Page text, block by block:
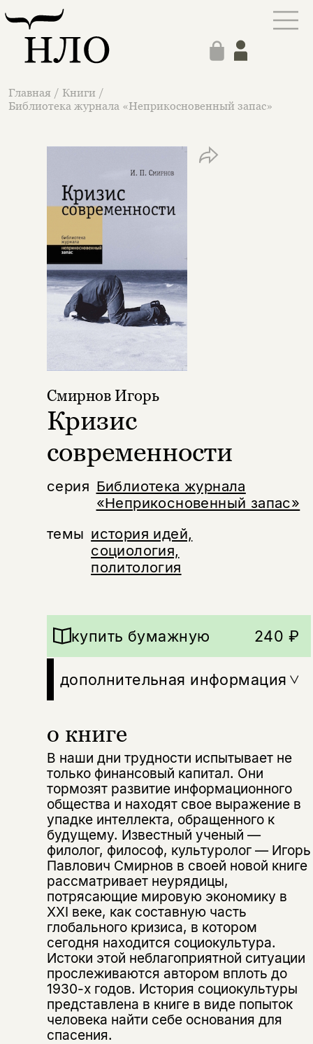
Главная / Книги /
Библиотека журнала «Неприкосновенный запас»
серия Библиотека журнала
«Неприкосновенный запас»
темы история идей,
социология,
политология
Смирнов Игорь
Кризис
современности
о книге
В наши дни трудности испытывает не
только финансовый капитал. Они
тормозят развитие информационного
общества и находят свое выражение в
упадке интеллекта, обращенного к
будущему. Извест­ный ученый —
филолог, философ, культуролог — Игорь
Павлович Смирнов в своей новой книге
рассматривает неурядицы,
потрясающие мировую экономику в
XXI веке, как составную часть
глобального кризиса, в котором
сегодня находится социокультура.
Истоки этой неблагоприятной ситуа­ции
прослеживаются автором вплоть до
1930-х годов. История социокультуры
представлена в книге в виде попыток
человека найти себе основания для
спасения.
купить бумажную 240 ₽
дополнительная информация